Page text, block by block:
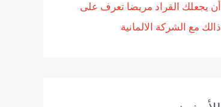
أن يجعلك القراد مريضا تعرف على
ذالك مع الشركة الالمانية